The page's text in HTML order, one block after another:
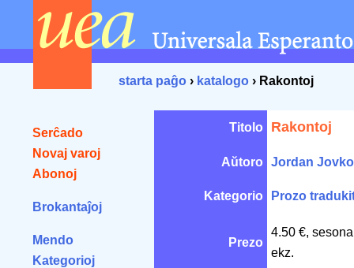
starta paĝo › katalogo › Rakontoj
Serĉado
Novaj varoj
Abonoj
Brokantaĵoj
Mendo
Kategorioj
Titolo Rakontoj
Aŭtoro Jordan
Kategorio Prozo
Prezo
4.50 €,
ekz.